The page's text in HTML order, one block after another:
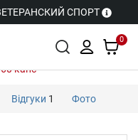
СПОРТ
0
капс
Відгуки 1 Фото